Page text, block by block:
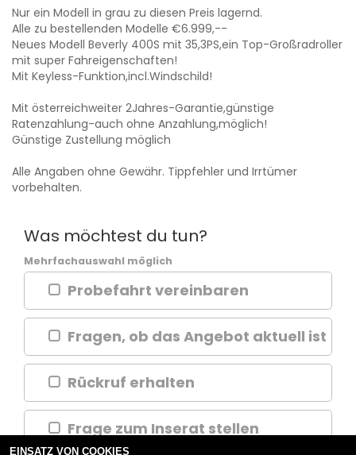
Nur ein Modell in grau zu diesen Preis lagernd.
Alle zu bestellenden Modelle €6.999,--
Neues Modell Beverly 400S mit 35,3PS,ein Top-Großradroller
mit super Fahreigenschaften!
Mit Keyless-Funktion,incl.Windschild!
Mit österreichweiter 2Jahres-Garantie,günstige
Ratenzahlung-auch ohne Anzahlung,möglich!
Günstige Zustellung möglich
Alle Angaben ohne Gewähr. Tippfehler und Irrtümer
vorbehalten.
Was möchtest du tun?
Mehrfachauswahl möglich
Probefahrt vereinbaren
Fragen, ob das Angebot aktuell ist
Rückruf erhalten
Frage zum Inserat stellen
EINSATZ VON COOKIES